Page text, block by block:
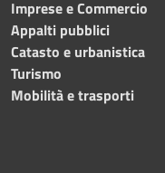
Imprese e Commercio
Appalti pubblici
Catasto e urbanistica
Turismo
Mobilità e trasporti